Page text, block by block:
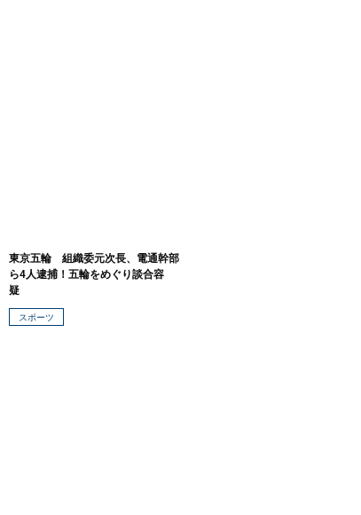
東京五輪 組織委元次長、電通幹部
ら4人逮捕！五輪をめぐり談合容
疑
スポーツ